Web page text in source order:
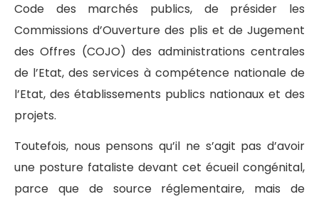
Code des marchés publics, de présider les
Commissions d’Ouverture des plis et de Jugement
des Offres (COJO) des administrations centrales
de l’Etat, des services à compétence nationale de
l’Etat, des établissements publics nationaux et des
projets.
Toutefois, nous pensons qu’il ne s’agit pas d’avoir
une posture fataliste devant cet écueil congénital,
parce que de source réglementaire, mais de